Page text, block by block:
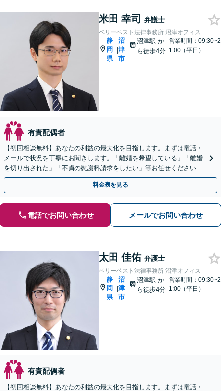
米田 幸司 弁護士
ベリーベスト法律事務所 沼津オフィス
静
岡
県
|
沼
津
市
沼津駅 か
ら徒歩4分
営業時間：09:30~2
1:00（平日）
有責配偶者
【初回相談無料】あなたの利益の最大化を目指します。まずは電話・
メールで状況を丁寧にお聞きします。「離婚を希望している」「離婚
を切り出された」「不貞の慰謝料請求をしたい」等お任せください。
【リーズナブルな料金設定】
料金表を見る
電話でお問い合わせ メールでお問い合わせ
太田 佳佑 弁護士
ベリーベスト法律事務所 沼津オフィス
静
岡
県
|
沼
津
市
沼津駅 か
ら徒歩4分
営業時間：09:30~2
1:00（平日）
有責配偶者
【初回相談無料】あなたの利益の最大化を目指します。まずは電話・